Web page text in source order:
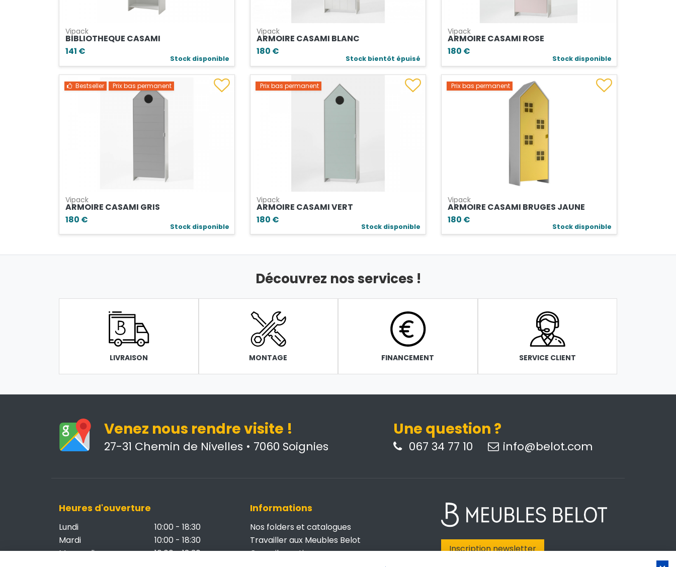
Vipack
BIBLIOTHEQUE CASAMI
141 €
Stock disponible
Vipack
ARMOIRE CASAMI BLANC
180 €
Stock bientôt épuisé
Vipack
ARMOIRE CASAMI ROSE
180 €
Stock disponible
Bestseller Prix bas permanent
Vipack
ARMOIRE CASAMI GRIS
180 €
Stock disponible
Prix bas permanent
Vipack
ARMOIRE CASAMI VERT
180 €
Stock disponible
Prix bas permanent
Vipack
ARMOIRE CASAMI BRUGES JAUNE
180 €
Stock disponible
Découvrez nos services !
LIVRAISON MONTAGE FINANCEMENT SERVICE CLIENT
Venez nous rendre visite !
27-31 Chemin de Nivelles • 7060 Soignies
Une question ?
067 34 77 10 info@belot.com
Heures d'ouverture
Lundi
10:00 - 18:30
Mardi
10:00 - 18:30
Mercredi
10:00 - 18:30
Informations
Nos folders et catalogues
Travailler aux Meubles Belot
Conseils pratiques
Inscription newsletter